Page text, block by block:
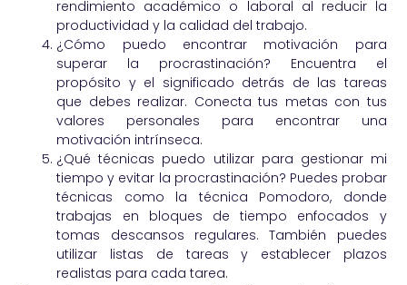
rendimiento académico o laboral al reducir la
productividad y la calidad del trabajo.
¿Cómo puedo encontrar motivación para
superar la procrastinación? Encuentra el
propósito y el significado detrás de las tareas
que debes realizar. Conecta tus metas con tus
valores personales para encontrar una
motivación intrínseca.
¿Qué técnicas puedo utilizar para gestionar mi
tiempo y evitar la procrastinación? Puedes probar
técnicas como la técnica Pomodoro, donde
trabajas en bloques de tiempo enfocados y
tomas descansos regulares. También puedes
utilizar listas de tareas y establecer plazos
realistas para cada tarea.